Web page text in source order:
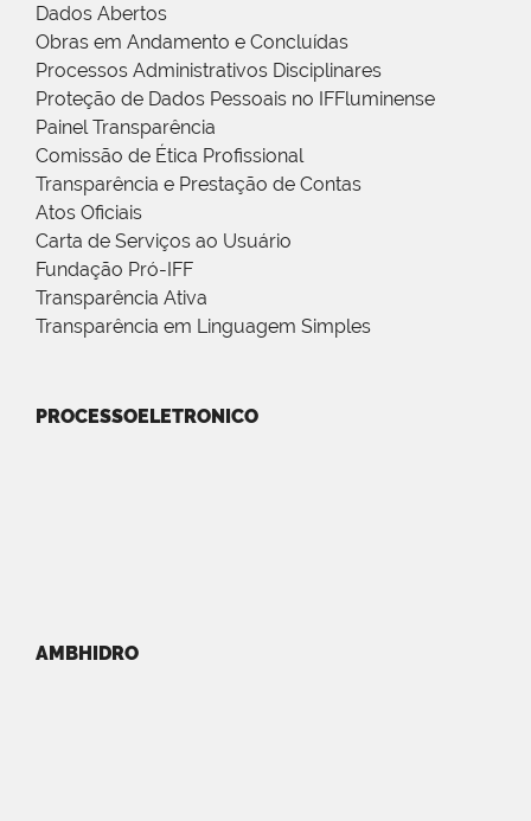
Dados Abertos
Obras em Andamento e Concluídas
Processos Administrativos Disciplinares
Proteção de Dados Pessoais no IFFluminense
Painel Transparência
Comissão de Ética Profissional
Transparência e Prestação de Contas
Atos Oficiais
Carta de Serviços ao Usuário
Fundação Pró-IFF
Transparência Ativa
Transparência em Linguagem Simples
PROCESSOELETRONICO
AMBHIDRO